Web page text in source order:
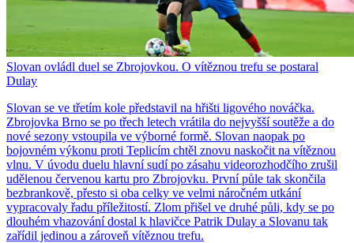
Slovan ovládl duel se Zbrojovkou. O vítěznou trefu se postaral
Dulay
Slovan se ve třetím kole představil na hřišti ligového nováčka.
Zbrojovka Brno se po třech letech vrátila do nejvyšší soutěže a do
nové sezony vstoupila ve výborné formě. Slovan naopak po
bojovném výkonu proti Teplicím chtěl znovu naskočit na vítěznou
vlnu. V úvodu duelu hlavní sudí po zásahu videorozhodčího zrušil
udělenou červenou kartu pro Zbrojovku. První půle tak skončila
bezbrankově, přesto si oba celky ve velmi náročném utkání
vypracovaly řadu příležitostí. Zlom přišel ve druhé půli, kdy se po
dlouhém vhazování dostal k hlavičce Patrik Dulay a Slovanu tak
zařídil jedinou a zároveň vítěznou trefu.